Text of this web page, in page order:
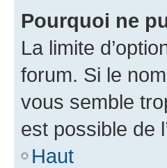
Pourquoi ne
La limite
forum. Si le
vous semble
est possible de
Haut